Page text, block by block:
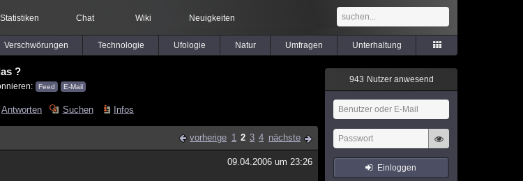
Statistiken Chat Wiki Neuigkeiten
Verschwörungen Technologie Ufologie Natur Umfragen Unterhaltung
?
Feed E-Mail
Antworten Suchen Infos
vorherige 1 2 3 4 nächste
09.04.2006 um 23:26
943 Nutzer anwesend
Einloggen